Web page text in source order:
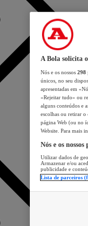
A Bola solicita
Nós e os nossos 298
únicos, no seu
apresentadas em
«Rejeitar tudo» ou
alguns conteúdos e
escolhas ou retirar
página Web (ou no
Website. Para mais
Nós e os
Utilizar dados de
Armazenar e/ou
publicidade e
Lista de parceiros